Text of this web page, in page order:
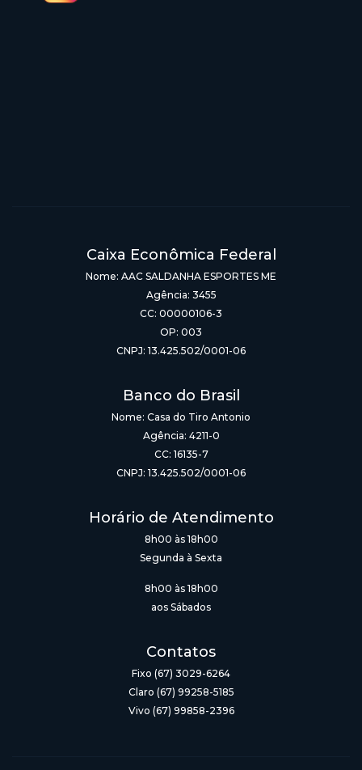
Caixa Econômica Federal
Nome: AAC SALDANHA ESPORTES ME
Agência: 3455
CC: 00000106-3
OP: 003
CNPJ: 13.425.502/0001-06
Banco do Brasil
Nome: Casa do Tiro Antonio
Agência: 4211-0
CC: 16135-7
CNPJ: 13.425.502/0001-06
Horário de Atendimento
8h00 às 18h00
Segunda à Sexta
8h00 às 18h00
aos Sábados
Contatos
Fixo (67) 3029-6264
Claro (67) 99258-5185
Vivo (67) 99858-2396